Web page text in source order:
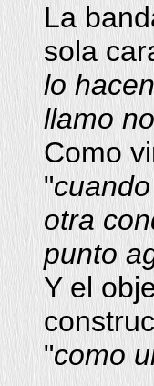
La
sola
lo
llamo
Como
"
otra
punto
Y el
"como